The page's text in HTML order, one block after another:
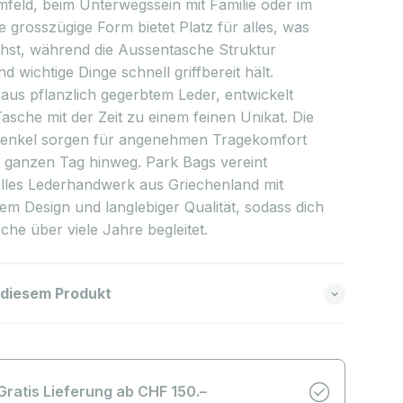
beim Unterwegssein mit Familie oder im
grosszügige Form bietet Platz für alles, was
während die Aussentasche Struktur
wichtige Dinge schnell griffbereit hält.
pflanzlich gegerbtem Leder, entwickelt
mit der Zeit zu einem feinen Unikat. Die
sorgen für angenehmen Tragekomfort
Tag hinweg. Park Bags vereint
Lederhandwerk aus Griechenland mit
Design und langlebiger Qualität, sodass dich
über viele Jahre begleitet.
Produkt
Lieferung ab CHF 150.–